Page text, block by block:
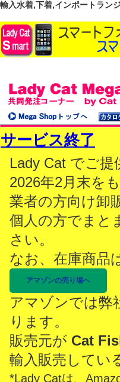
輸入水着,下着,インポートラン
サービス終了
Lady Cat でご
2026年2月末を
業者の方向け卸
個人の方でまと
さい。
なお、在庫商品
アマゾンの売り場へ
アマゾンでは弊
ります。
販売元が Cat
輸入販売してい
*Lady Catは、